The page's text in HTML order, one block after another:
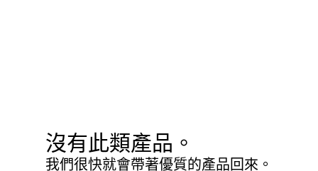
沒有此類產品。
我們很快就會帶著優質的產品回來。